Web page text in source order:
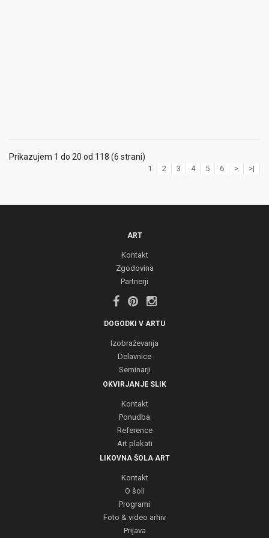
Prikazujem 1 do 20 od 118 (6 strani)
1 2 3 4 5 6 > >|
ART
Kontakt
Zgodovina
Partnerji
DOGODKI V ARTU
Izobraževanja
Delavnice
Seminarji
OKVIRJANJE SLIK
Kontakt
Ponudba
Reference
Art plakati
LIKOVNA ŠOLA ART
Kontakt
O šoli
Programi
Foto & video arhiv
Prijava